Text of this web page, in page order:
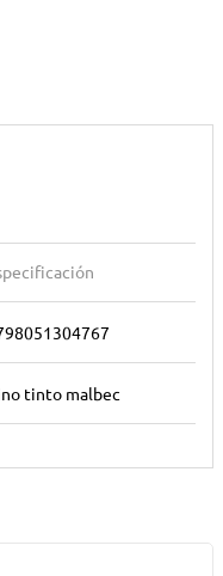
tinto malbec